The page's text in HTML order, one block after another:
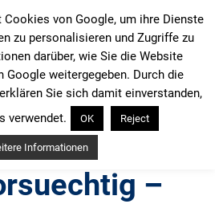
–
Cookies von Google, um ihre Dienste
zu personalisieren und Zugriffe zu
darüber, wie Sie die Website
Google weitergegeben. Durch die
Sie sich damit einverstanden,
verwendet.
OK Reject
Informationen